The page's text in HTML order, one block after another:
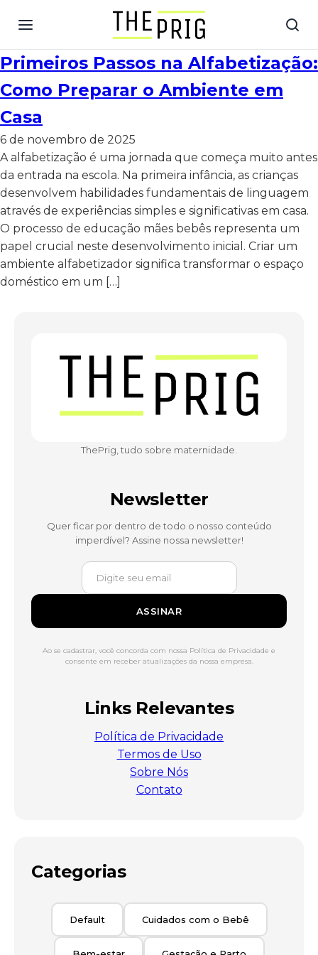
Primeiros Passos na Alfabetização:
Como Preparar o Ambiente em
Casa
6 de novembro de 2025
A alfabetização é uma jornada que começa muito antes
da entrada na escola. Na primeira infância, as crianças
desenvolvem habilidades fundamentais de linguagem
através de experiências simples e significativas em casa.
O processo de educação mães bebês representa um
papel crucial neste desenvolvimento inicial. Criar um
ambiente alfabetizador significa transformar o espaço
doméstico em um […]
ThePrig, tudo sobre maternidade.
Newsletter
Quer ficar por dentro de todo o nosso conteúdo
imperdível? Assine nossa newsletter!
ASSINAR
Ao se cadastrar, você concorda com nossa Política de Privacidade e
consente em receber atualizações da nossa empresa.
Links Relevantes
Política de Privacidade
Termos de Uso
Sobre Nós
Contato
Categorias
Default Cuidados com o Bebê